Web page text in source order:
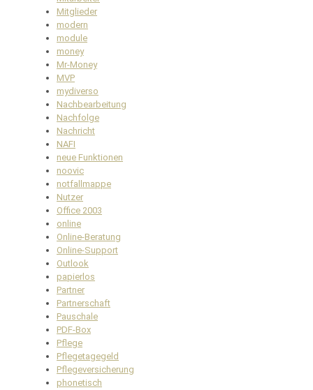
Mitglieder
modern
module
money
Mr-Money
MVP
mydiverso
Nachbearbeitung
Nachfolge
Nachricht
NAFI
neue Funktionen
noovic
notfallmappe
Nutzer
Office 2003
online
Online-Beratung
Online-Support
Outlook
papierlos
Partner
Partnerschaft
Pauschale
PDF-Box
Pflege
Pflegetagegeld
Pflegeversicherung
phonetisch